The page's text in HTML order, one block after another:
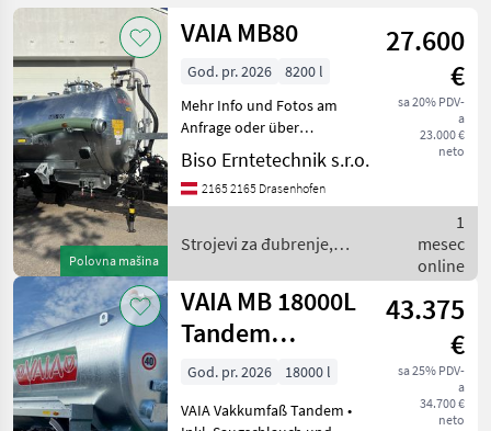
Kategorija 4 Država Filteri
TRENUTNA
PUTANJA
Poljoprivredna
tehnika
Strojevi Za
Dubrenje
Gnojenje I
Navodnjavanje
Cisterne
Za
Gnojnicu
Vaia
IZABERITE
KATEGORIJU
Resetuj
Prikaži
rezultata
Polovna mašina
VAIA MB80
27.600
€
sa 20% PDV-
a
23.000 €
neto
God. pr. 2026
8200 l
Mehr Info und Fotos am
Anfrage oder über
WHATSAPP. Pumpni
spremnik, : Pumpni
spremnik Strojevi za
navodnjavanje Cisterne za
gnojnicu
Biso Erntetechnik s.r.o.
2165 2165 Drasenhofen
Strojevi za đubrenje,
VAIA
1
mesec
online
VAIA MB 18000L
Tandem
Vakkumfaß
43.375
€
sa 25% PDV-
a
34.700 €
neto
God. pr. 2026
18000 l
VAIA Vakkumfaß Tandem •